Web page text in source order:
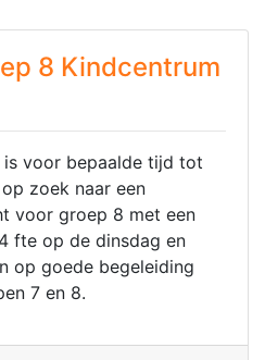
8 Kindcentrum
is voor bepaalde tijd tot
zoek naar een
voor groep 8 met een
fte op de dinsdag en
op goede begeleiding
7 en 8.